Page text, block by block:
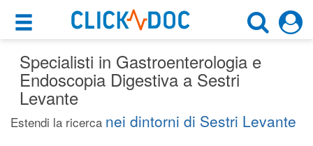
×
Motore di ricerca
×
Cerca uno specialista
Gastroenterologo
Cosa possiamo offrirti
Per i pazienti
Prenota una visita
Specialisti in Gastroenterologia e
Endoscopia Digestiva a Sestri
Levante
Estendi la ricerca nei dintorni di Sestri Levante